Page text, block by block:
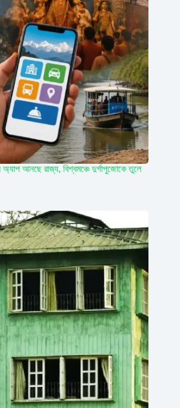
আনছে রাজ্য, বিশ্বমঞ্চে দুর্গাপুজোকে তুলে